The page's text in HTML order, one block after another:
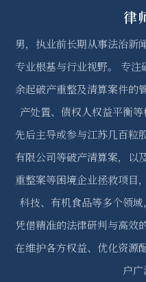
律
男，执业前长期从事法治新
专业根基与行业视野。 专
余起破产重整及清算案件的
产处置、债权人权益平衡等
先后主导或参与江苏几百粒
有限公司等破产清算案，以
重整案等困境企业拯救项目
科技、有机食品等多个领域
凭借精准的法律研判与高效
在维护各方权益、优化资源
户广